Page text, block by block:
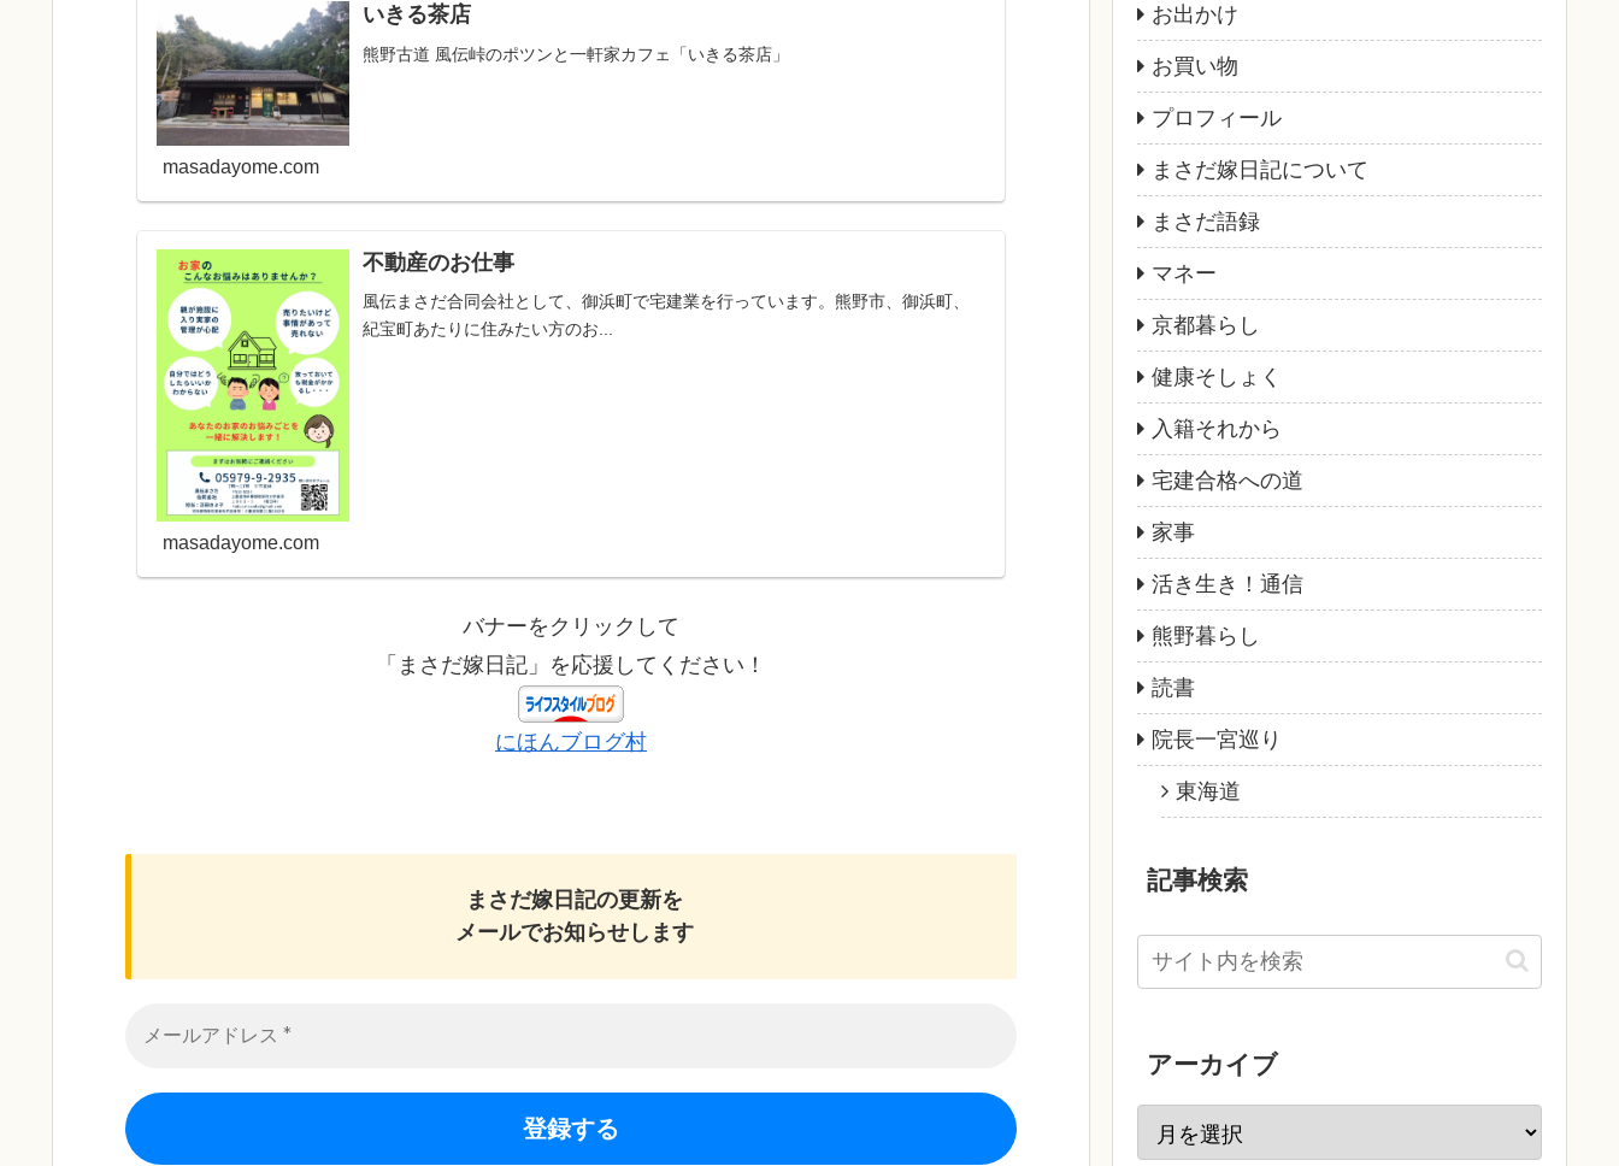
いきる茶店
熊野古道 風伝峠のポツンと一軒家カフェ「いきる茶店」
masadayome.com
不動産のお仕事
風伝まさだ合同会社として、御浜町で宅建業を行っています。熊野市、御浜町、
紀宝町あたりに住みたい方のお...
masadayome.com
バナーをクリックして
「まさだ嫁日記」を応援してください！
にほんブログ村
まさだ嫁日記の更新を
メールでお知らせします
お出かけ
お買い物
プロフィール
まさだ嫁日記について
まさだ語録
マネー
京都暮らし
健康そしょく
入籍それから
宅建合格への道
家事
活き生き！通信
熊野暮らし
読書
院長一宮巡り
東海道
記事検索
アーカイブ